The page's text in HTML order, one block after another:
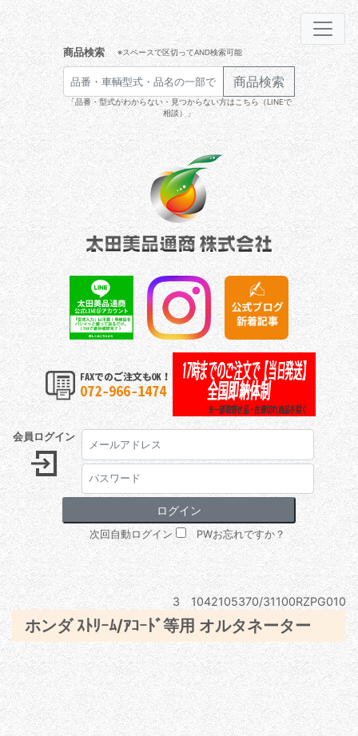
商品検索 ※スペースで区切ってAND検索可能
商品検索
「品番・型式がわからない・見つからない方はこちら（LINEで
相談）」
会員ログイン
次回自動ログイン PWお忘れですか？
3 1042105370/31100RZPG010
ホンダ ｽﾄﾘｰﾑ/ｱｺｰﾄﾞ等用 オルタネーター